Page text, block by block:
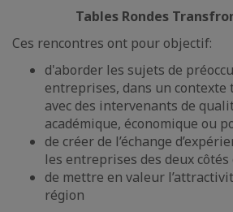
Tables Rondes
Ces rencontres ont pour objectif:
d'aborder les sujets de
entreprises, dans un
avec des intervenants de
académique, économique ou
de créer de l’échange
les entreprises des deux
de mettre en valeur
région